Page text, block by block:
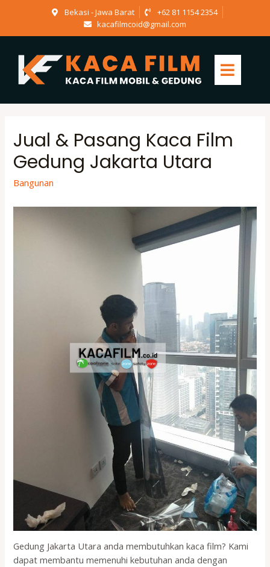
Bekasi - Jawa Barat
+62 81 1154 2354
kacafilmcoid@gmail.com
Jual & Pasang Kaca Film
Gedung Jakarta Utara
Bangunan
Gedung Jakarta Utara anda membutuhkan kaca film? Kami
dapat membantu memenuhi kebutuhan anda dengan